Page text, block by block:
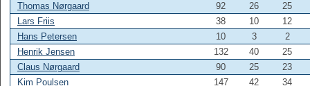
Thomas Nørgaard
92 26
25
Lars Friis
38 10
12
Hans Petersen
10 3
2
Henrik Jensen
132 40
25
Claus Nørgaard
90 25
23
Kim Poulsen
147 42 34